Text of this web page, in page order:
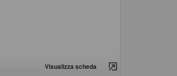
Visualizza scheda